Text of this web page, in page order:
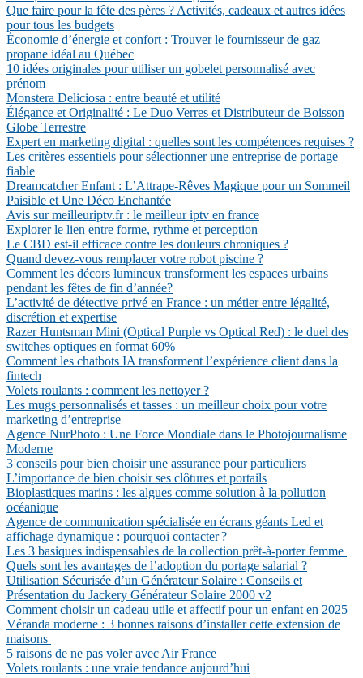
Que faire pour la fête des pères ? Activités, cadeaux et autres idées
pour tous les budgets
Économie d’énergie et confort : Trouver le fournisseur de gaz
propane idéal au Québec
10 idées originales pour utiliser un gobelet personnalisé avec
prénom
Monstera Deliciosa : entre beauté et utilité
Élégance et Originalité : Le Duo Verres et Distributeur de Boisson
Globe Terrestre
Expert en marketing digital : quelles sont les compétences requises ?
Les critères essentiels pour sélectionner une entreprise de portage
fiable
Dreamcatcher Enfant : L’Attrape-Rêves Magique pour un Sommeil
Paisible et Une Déco Enchantée
Avis sur meilleuriptv.fr : le meilleur iptv en france
Explorer le lien entre forme, rythme et perception
Le CBD est-il efficace contre les douleurs chroniques ?
Quand devez-vous remplacer votre robot piscine ?
Comment les décors lumineux transforment les espaces urbains
pendant les fêtes de fin d’année?
L’activité de détective privé en France : un métier entre légalité,
discrétion et expertise
Razer Huntsman Mini (Optical Purple vs Optical Red) : le duel des
switches optiques en format 60%
Comment les chatbots IA transforment l’expérience client dans la
fintech
Volets roulants : comment les nettoyer ?
Les mugs personnalisés et tasses : un meilleur choix pour votre
marketing d’entreprise
Agence NurPhoto : Une Force Mondiale dans le Photojournalisme
Moderne
3 conseils pour bien choisir une assurance pour particuliers
L’importance de bien choisir ses clôtures et portails
Bioplastiques marins : les algues comme solution à la pollution
océanique
Agence de communication spécialisée en écrans géants Led et
affichage dynamique : pourquoi contacter ?
Les 3 basiques indispensables de la collection prêt-à-porter femme
Quels sont les avantages de l’adoption du portage salarial ?
Utilisation Sécurisée d’un Générateur Solaire : Conseils et
Présentation du Jackery Générateur Solaire 2000 v2
Comment choisir un cadeau utile et affectif pour un enfant en 2025
Véranda moderne : 3 bonnes raisons d’installer cette extension de
maisons
5 raisons de ne pas voler avec Air France
Volets roulants : une vraie tendance aujourd’hui